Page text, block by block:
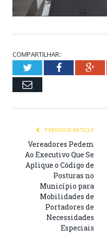
COMPARTILHAR:
TwitterFacebook
Email
PREVIOUS ARTICLE
Vereadores Pedem
Ao Executivo Que Se
Aplique o Código de
Posturas no
Município para
Mobilidades de
Portadores de
Necessidades
Especiais